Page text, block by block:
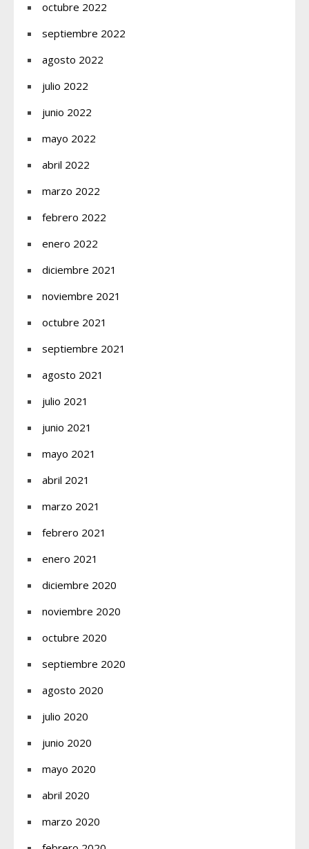
octubre 2022
septiembre 2022
agosto 2022
julio 2022
junio 2022
mayo 2022
abril 2022
marzo 2022
febrero 2022
enero 2022
diciembre 2021
noviembre 2021
octubre 2021
septiembre 2021
agosto 2021
julio 2021
junio 2021
mayo 2021
abril 2021
marzo 2021
febrero 2021
enero 2021
diciembre 2020
noviembre 2020
octubre 2020
septiembre 2020
agosto 2020
julio 2020
junio 2020
mayo 2020
abril 2020
marzo 2020